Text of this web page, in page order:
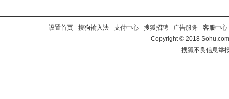
设置首页 - 搜狗输入法 - 支付中心 - 搜狐招聘 - 广告服务 - 客服中心
Copyright©2018
搜狐不良信息举